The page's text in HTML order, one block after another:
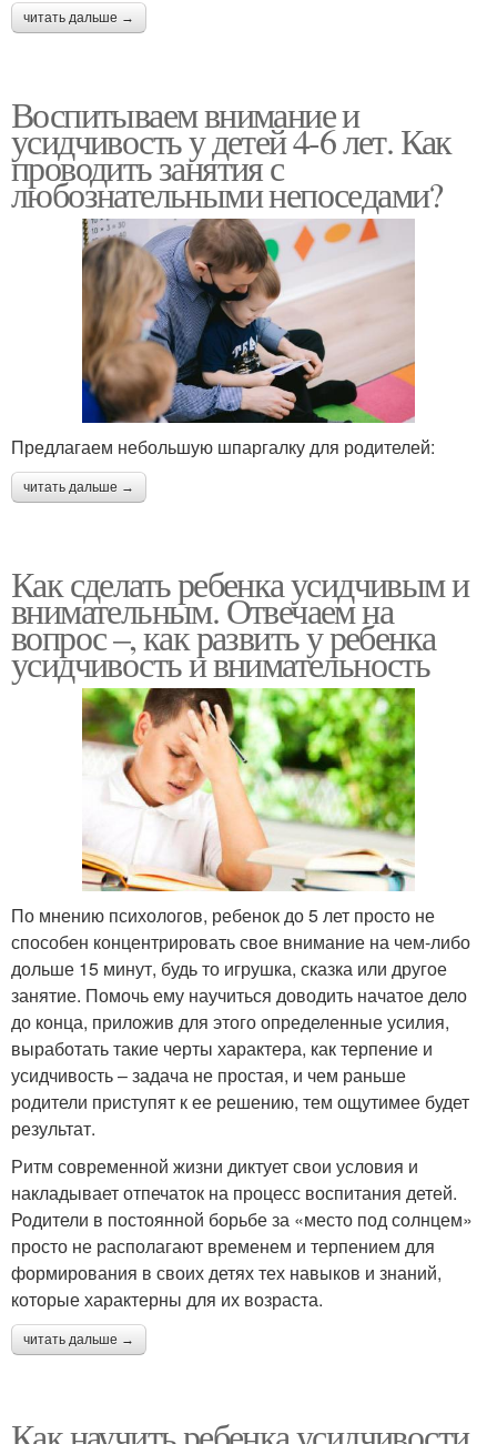
читать дальше →
Воспитываем внимание и
усидчивость у детей 4-6 лет. Как
проводить занятия с
любознательными непоседами?
Предлагаем небольшую шпаргалку для родителей:
читать дальше →
Как сделать ребенка усидчивым и
внимательным. Отвечаем на
вопрос –, как развить у ребенка
усидчивость и внимательность
По мнению психологов, ребенок до 5 лет просто не
способен концентрировать свое внимание на чем-либо
дольше 15 минут, будь то игрушка, сказка или другое
занятие. Помочь ему научиться доводить начатое дело
до конца, приложив для этого определенные усилия,
выработать такие черты характера, как терпение и
усидчивость – задача не простая, и чем раньше
родители приступят к ее решению, тем ощутимее будет
результат.
Ритм современной жизни диктует свои условия и
накладывает отпечаток на процесс воспитания детей.
Родители в постоянной борьбе за «место под солнцем»
просто не располагают временем и терпением для
формирования в своих детях тех навыков и знаний,
которые характерны для их возраста.
читать дальше →